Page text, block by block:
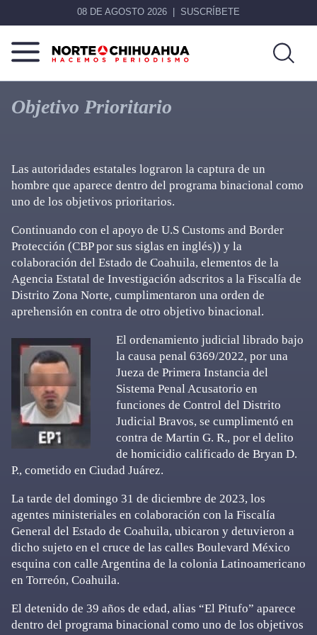
08 DE AGOSTO 2026 SUSCRÍBETE
Norte
De
Chihuahua
Más
que
noticias,
Objetivo Prioritario
Las autoridades estatales lograron la captura de un
hombre que aparece dentro del programa binacional como
uno de los objetivos prioritarios.
Continuando con el apoyo de U.S Customs and Border
Protección (CBP por sus siglas en inglés)) y la
colaboración del Estado de Coahuila, elementos de la
Agencia Estatal de Investigación adscritos a la Fiscalía de
Distrito Zona Norte, cumplimentaron una orden de
aprehensión en contra de otro objetivo binacional.
El ordenamiento judicial librado bajo
la causa penal 6369/2022, por una
Jueza de Primera Instancia del
Sistema Penal Acusatorio en
funciones de Control del Distrito
Judicial Bravos, se cumplimentó en
contra de Martin G. R., por el delito
de homicidio calificado de Bryan D.
P., cometido en Ciudad Juárez.
La tarde del domingo 31 de diciembre de 2023, los
agentes ministeriales en colaboración con la Fiscalía
General del Estado de Coahuila, ubicaron y detuvieron a
dicho sujeto en el cruce de las calles Boulevard México
esquina con calle Argentina de la colonia Latinoamericano
en Torreón, Coahuila.
El detenido de 39 años de edad, alias “El Pitufo” aparece
dentro del programa binacional como uno de los objetivos